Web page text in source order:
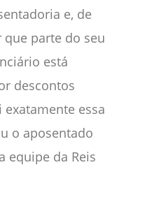
e, de
que parte do seu
está
descontos
essa
o aposentado
equipe da Reis